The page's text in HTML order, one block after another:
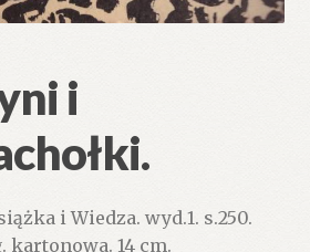
i
i Wiedza. wyd.1. s.250.
14 cm.